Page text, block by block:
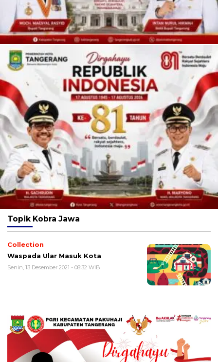
Topik Kobra Jawa
Collection
Waspada Ular Masuk Kota
Senin, 13 Desember 2021 - 08:32 WIB